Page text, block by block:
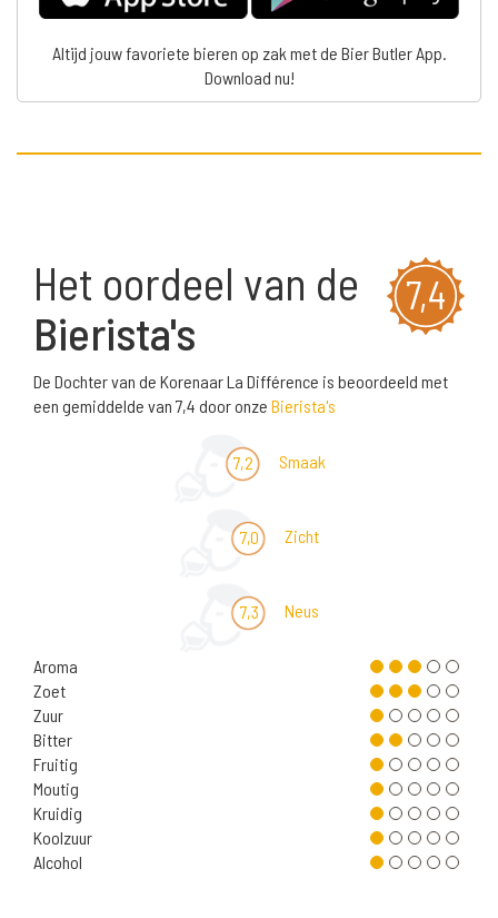
Altijd jouw favoriete bieren op zak met de Bier Butler App.
Download nu!
7,4
Het oordeel van de
Bierista's
De Dochter van de Korenaar La Différence is beoordeeld met
een gemiddelde van 7,4 door onze Bierista's
7,2 Smaak
7,0 Zicht
7,3 Neus
Aroma
Zoet
Zuur
Bitter
Fruitig
Moutig
Kruidig
Koolzuur
Alcohol